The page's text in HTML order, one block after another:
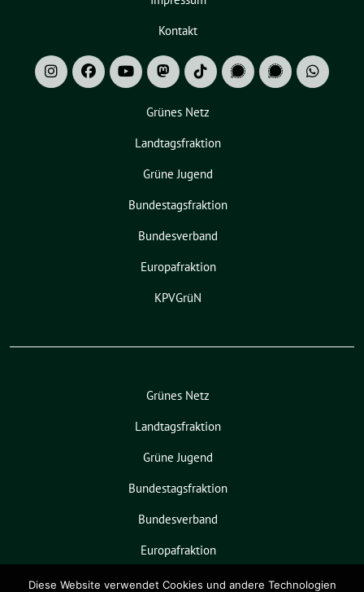
Kontakt
Grünes Netz
Landtagsfraktion
Grüne Jugend
Bundestagsfraktion
Bundesverband
Europafraktion
KPVGrüN
Grünes Netz
Landtagsfraktion
Grüne Jugend
Bundestagsfraktion
Bundesverband
Europafraktion
KPVGrüN
Diese Website verwendet Cookies und andere Technologien